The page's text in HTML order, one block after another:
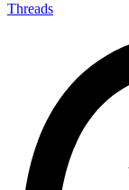
Threads